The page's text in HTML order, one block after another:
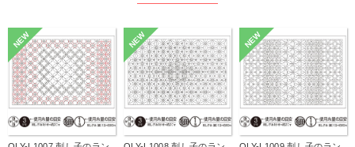
NEW NEW NEW